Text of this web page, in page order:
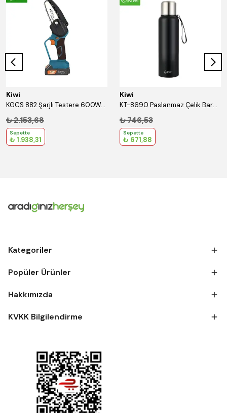
Kiwi
KGCS 882 Şarjlı Testere 600W/18V/1.3Ah
₺ 2.153,68
Sepette
₺ 1.938,31
Kiwi
KT-8690 Paslanmaz Çelik Bardaklı 750 Ml Termos Siyah
₺ 746,53
Sepette
₺ 671,88
Kategoriler
Popüler Ürünler
Hakkımızda
KVKK Bilgilendirme